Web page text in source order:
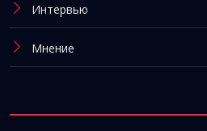
Интервью
Мнение